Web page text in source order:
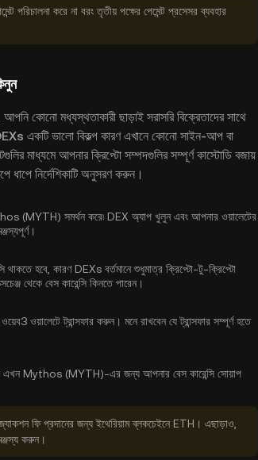
পরিচালনা করে না বরং তৃতীয় পক্ষের পেমেন্ট প্রসেসর ব্যবহার
কোনো মধ্যস্থতাকারী ছাড়াই সরাসরি বিক্রেতাদের সাথে
একটি ভালো বিকল্প কারণ এখানে কোনো সাইন-আপ বা
মাধ্যমে আপনার ক্রিপ্টো সম্পদগুলির সম্পূর্ণ কাস্টোডি বজায়
নির্দেশিকাটি অনুসরণ করুন।
(MYTH) সমর্থন করে৷ DEX অ্যাপ খুলুন এবং আপনার ওয়ালেটের
হবে, কারণ DEXs বর্তমানে শুধুমাত্র ক্রিপ্টো-টু-ক্রিপ্টো
থেকে বেস কারেন্সি কিনতে পারেন।
ওয়ালেটে ট্রান্সফার করুন। মনে রাখবেন যে ট্রান্সফার সম্পূর্ণ হতে
Mythos (MYTH)-এর জন্য আপনার বেস কারেন্সি সোয়াপ
ফি প্রদানের জন্য ইথেরিয়াম ব্লকচেইনে ETH। এছাড়াও,
করুন।